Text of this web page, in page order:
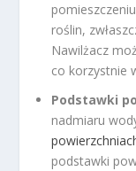
roślin,
Nawilżacz
co korzystnie
Podstawki
nadmiaru
podstawki